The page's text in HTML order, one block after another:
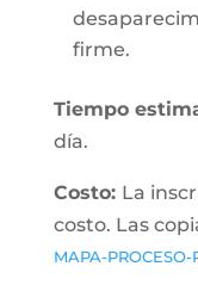
firme.
Tiempo
día.
Costo: La
costo. Las
MAPA-